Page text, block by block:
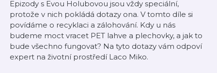
Epizody s Evou Holubovou jsou vždy speciální,
protože v nich pokládá dotazy ona. V tomto díle si
povídáme o recyklaci a zálohování. Kdy u nás
budeme moct vracet PET lahve a plechovky, a jak to
bude všechno fungovat? Na tyto dotazy vám odpoví
expert na životní prostředí Laco Miko.